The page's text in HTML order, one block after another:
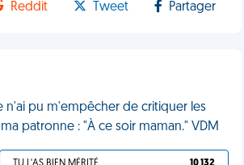
Reddit Tweet Partager
n'ai pu m'empêcher de critiquer les
patronne : "À ce soir maman." VDM